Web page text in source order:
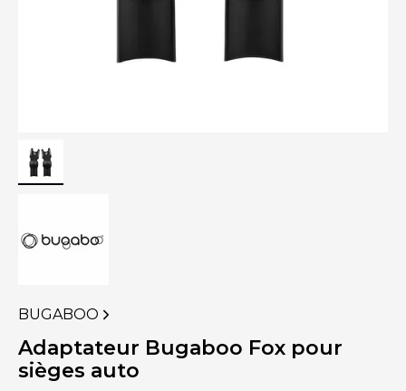
VOIR
PLUS
DE
PRODUITS
BUGABOO
Adaptateur Bugaboo Fox pour
sièges auto